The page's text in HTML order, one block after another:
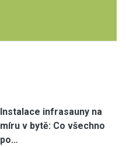
Instalace infrasauny na
míru v bytě: Co všechno
po…